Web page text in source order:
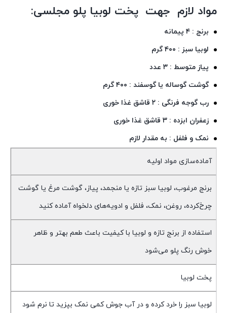
مواد لازم جهت پخت لوبیا پلو مجلسی:
برنج : ۴ پیمانه
لوبیا سبز : ۴۰۰ گرم
پیاز متوسط : ۳ عدد
گوشت گوساله یا گوسفند : ۴۰۰ گرم
رب گوجه فرنگی : ۲ قاشق غذا خوری
زعفران ابزده : ۳ قاشق غذا خوری
نمک و فلفل : به مقدار لازم
آماده‌سازی مواد اولیه
برنج مرغوب، لوبیا سبز تازه یا منجمد، پیاز، گوشت مرغ یا گوشت
چرخ‌کرده، روغن، نمک، فلفل و ادویه‌های دلخواه آماده کنید
استفاده از برنج تازه و لوبیا با کیفیت باعث طعم بهتر و ظاهر
خوش رنگ پلو می‌شود
پخت لوبیا
لوبیا سبز را خرد کرده و در آب جوش کمی نمک بپزید تا نرم شود